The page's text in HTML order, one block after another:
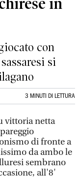
con
si
3 MINUTI DI LETTURA
vittoria netta
di fronte a
da ambo le
sembrano
all'8'